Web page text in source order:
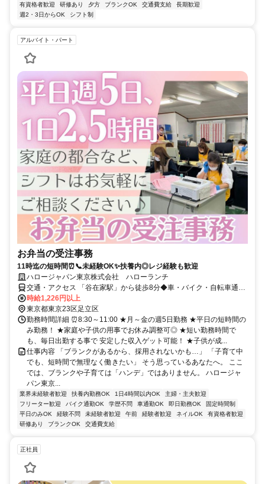
有資格者歓迎
研修あり 夕方 ブランクOK 交通費支給
長期歓迎
週2・3日からOK
シフト制
アルバイト・パート
お弁当の受注事務
11時迄の短時間⏰📞未経験OK✨扶養内◎レジ経験も歓迎
ハロージャパン東京株式会社 ハローランチ
交通・アクセス 「谷在家駅」から徒歩8分◆車・バイク・自転車通勤
OK（無料の駐車場・駐輪場完備！）
時給1,226円以上
東京都東京23区足立区
勤務時間詳細 ⏰8:30～11:00 ★月～金の週5日勤務 ★平日の短時間の
み勤務！ ★家庭や子供の用事でお休み調整可◎ ★短い勤務時間で
も、毎日出勤する事で 安定した収入ゲット可能！ ★子供が成...
仕事内容 「ブランクがあるから、採用されないかも…」 「子育て中
でも、短時間で無理なく働きたい」 そう思っているあなたへ。 ここ
では、ブランクや子育ては「ハンデ」ではありません。 ハロージャ
パン東京...
業界未経験者歓迎 扶養内勤務OK 1日4時間以内OK
主婦・主夫歓迎
フリーター歓迎
バイク通勤OK 学歴不問 車通勤OK 即日勤務OK
固定時間制
平日のみOK
経験不問 未経験者歓迎 午前 経験者歓迎 ネイルOK
有資格者歓迎
研修あり
ブランクOK 交通費支給
正社員